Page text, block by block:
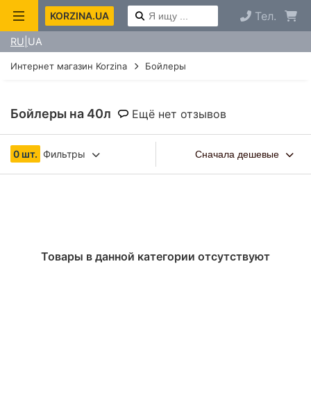
KORZINA.UA Тел.
RU UA
Интернет магазин Korzina Бойлеры
Бойлеры на 40л Ещё нет отзывов
0 шт. Фильтры Сначала дешевые
Товары в данной категории отсутствуют